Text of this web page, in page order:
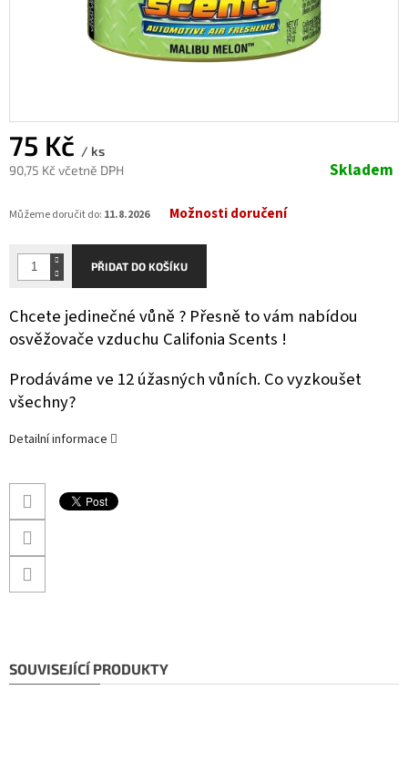
75 Kč / ks
90,75 Kč včetně DPH
cena:
Skladem
Můžeme doručit do: 11.8.2026 Možnosti doručení
PŘIDAT DO KOŠÍKU
Chcete jedinečné vůně ? Přesně to vám nabídou
osvěžovače vzduchu Califonia Scents !
Prodáváme ve 12 úžasných vůních. Co vyzkoušet
všechny?
Detailní informace
SOUVISEJÍCÍ PRODUKTY